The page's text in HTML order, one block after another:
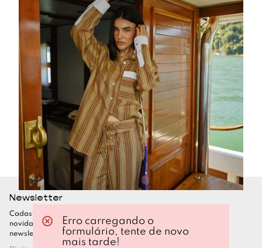
Newsletter
Cadastre-se para ficar por dentro de todas as nossas
novidades. Garanta seu desconto assinando nossa
newsletter
Erro carregando o
formulário, tente de novo
mais tarde!